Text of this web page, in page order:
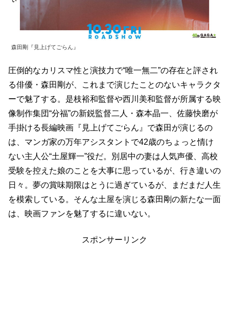
森田剛『見上げてごらん』
圧倒的なカリスマ性と演技力で“唯一無二”の存在と評され
る俳優・森田剛が、これまで演じたことのないキャラクタ
ーで魅了する。是枝裕和監督や西川美和監督が所属する映
像制作集団“分福”の新鋭監督二人・森本晶一、佐藤快磨が
手掛ける長編映画『見上げてごらん』で森田が演じるの
は、マンガ家の万年アシスタントで42歳のちょっと情け
ない主人公“土屋輝一”役だ。別居中の妻は人気声優、高校
受験を控えた娘のことを大事に思っているが、行き違いの
日々。夢の賞味期限はとうに過ぎているが、まだまだ人生
を模索している。そんな土屋を演じる森田剛の新たな一面
は、映画ファンを魅了するに違いない。
スポンサーリンク